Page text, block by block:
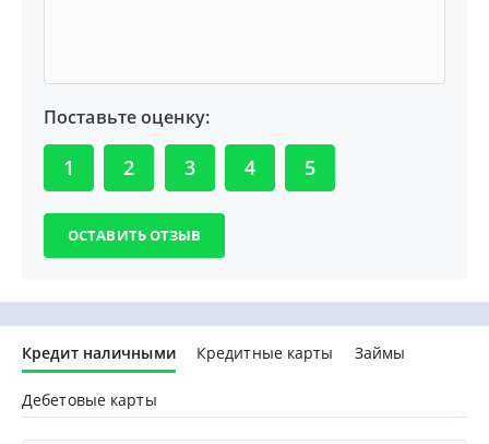
Поставьте оценку:
1 2 3 4 5
Кредит наличными Кредитные карты Займы
Дебетовые карты